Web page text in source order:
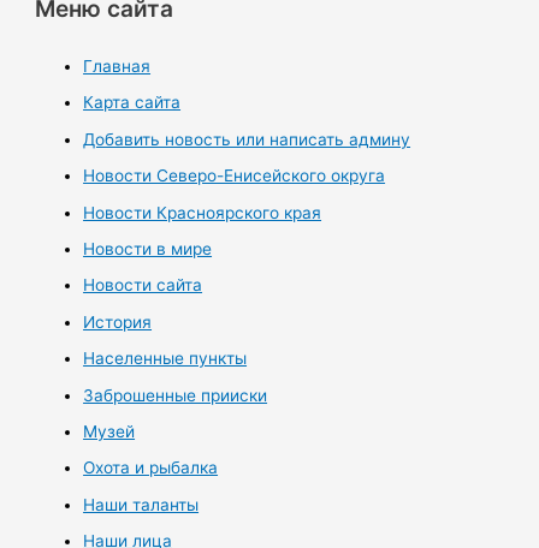
Меню сайта
Главная
Карта сайта
Добавить новость или написать админу
Новости Северо-Енисейского округа
Новости Красноярского края
Новости в мире
Новости сайта
История
Населенные пункты
Заброшенные прииски
Музей
Охота и рыбалка
Наши таланты
Наши лица